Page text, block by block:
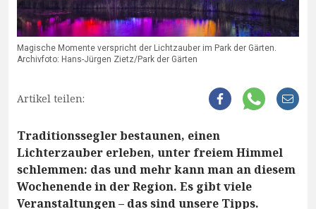
Magische Momente verspricht der Lichtzauber im Park der Gärten.
Archivfoto: Hans-Jürgen Zietz/Park der Gärten
Artikel teilen:
Traditionssegler bestaunen, einen
Lichterzauber erleben, unter freiem Himmel
schlemmen: das und mehr kann man an diesem
Wochenende in der Region. Es gibt viele
Veranstaltungen – das sind unsere Tipps.